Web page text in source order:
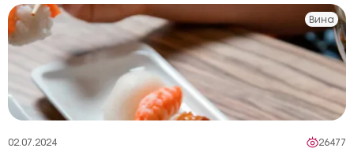
Вина
02.07.2024 26477